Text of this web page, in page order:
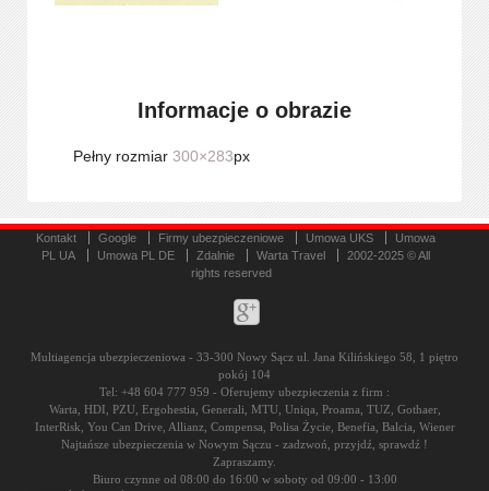
Informacje o obrazie
Pełny rozmiar 300×283px
Kontakt Google Firmy ubezpieczeniowe Umowa UKS
Umowa
PL UA
Umowa PL DE Zdalnie Warta Travel
2002-2025 © All
rights reserved
Multiagencja ubezpieczeniowa - 33-300 Nowy Sącz ul. Jana Kilińskiego 58, 1 piętro
pokój 104
Tel: +48 604 777 959 - Oferujemy ubezpieczenia z firm :
Warta, HDI, PZU, Ergohestia, Generali, MTU, Uniqa, Proama, TUZ, Gothaer,
InterRisk, You Can Drive, Allianz, Compensa, Polisa Życie, Benefia, Balcia, Wiener
Najtańsze ubezpieczenia w Nowym Sączu - zadzwoń, przyjdź, sprawdź !
Zapraszamy.
Biuro czynne od 08:00 do 16:00 w soboty od 09:00 - 13:00